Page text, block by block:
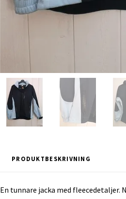
PRODUKTBESKRIVNING
En tunnare jacka med fleecedetaljer.